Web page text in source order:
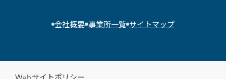
会社概要 事業所一覧 サイトマップ
Webサイトポリシー